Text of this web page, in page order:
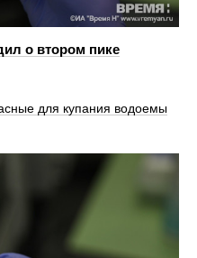
о втором пике
для купания водоемы